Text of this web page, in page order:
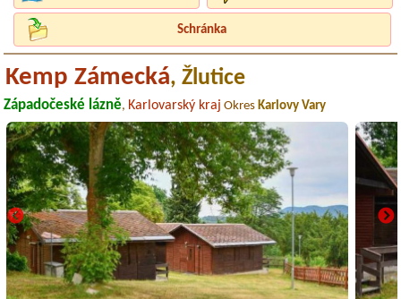
Schránka
Kemp Zámecká, Žlutice
Západočeské lázně, Karlovarský kraj Okres Karlovy Vary